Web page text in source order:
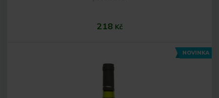
218 Kč
NOVINKA